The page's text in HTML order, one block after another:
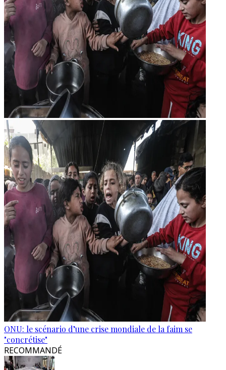
ONU: le scénario d’une crise mondiale de la faim se
"concrétise"
RECOMMANDÉ